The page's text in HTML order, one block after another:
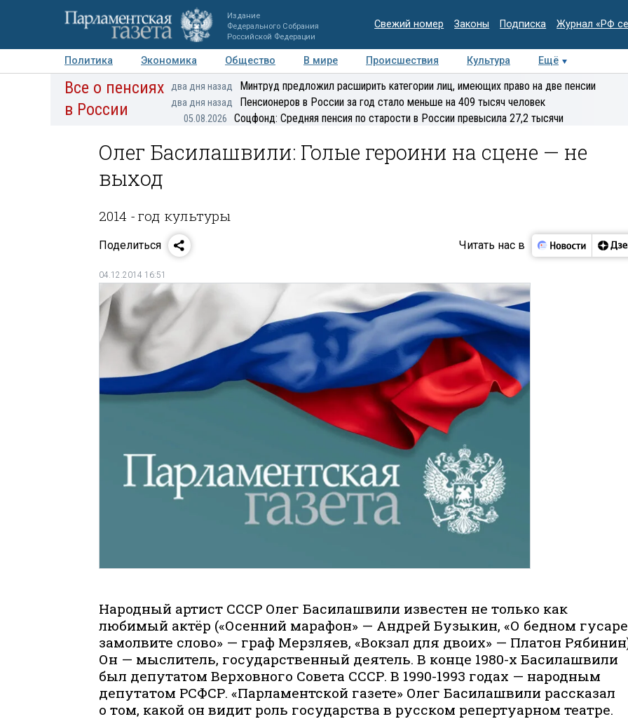
Издание
Федерального Собрания
Российской Федерации
Свежий номер Законы Подписка Журнал «РФ
Политика Экономика Общество В мире Происшествия Культура Ещё
Авторы Персоны Мнения Регионы Медиацентр Интервью Колумнисты
Деловая
Все о пенсиях
в России
два дня назад Минтруд предложил расширить категории лиц, имеющих право на две пенсии
два дня назад Пенсионеров в России за год стало меньше на 409 тысяч человек
05.08.2026 Соцфонд: Средняя пенсия по старости в России превысила 27,2 тысячи
Олег Басилашвили: Голые героини на сцене — не
выход
2014 - год культуры
Поделиться Читать нас в
04.12.2014 16:51
Народный артист СССР Олег Басилашвили известен не только как
любимый актёр («Осенний марафон» — Андрей Бузыкин, «О бедном гусаре
замолвите слово» — граф Мерзляев, «Вок­зал для двоих» — Платон
Он — мыслитель, государственный деятель. В конце 1980-х Басилашвили
был депутатом Верховного Совета СССР. В 1990-1993 годах — народным
депутатом РСФСР. «Парламентской газете» Олег Басилашвили рассказал
о том, какой он видит роль государства в русском репертуарном театре.